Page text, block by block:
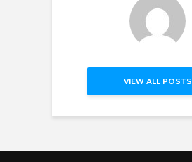
VIEW ALL POSTS